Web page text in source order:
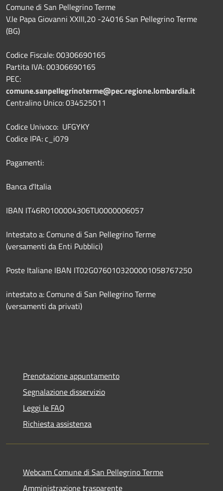
Comune di San Pellegrino Terme
V.le Papa Giovanni XXIII,20 -24016 San Pellegrino Terme
(BG)
Codice Fiscale: 00306690165
Partita IVA: 00306690165
PEC:
comune.sanpellegrinoterme@pec.regione.lombardia.it
Centralino Unico: 034525011
Codice Univoco: UFGYKY
Codice IPA: c_i079
Pagamenti:
Banca d'Italia
IBAN IT46R0100004306TU0000006057
Intestato a: Comune di San Pellegrino Terme
(versamenti da Enti Pubblici)
Poste Italiane IBAN IT02G0760103200001058767250
intestato a: Comune di San Pellegrino Terme
(versamenti da privati)
Prenotazione appuntamento
Segnalazione disservizio
Leggi le FAQ
Richiesta assistenza
Webcam Comune di San Pellegrino Terme
Amministrazione trasparente